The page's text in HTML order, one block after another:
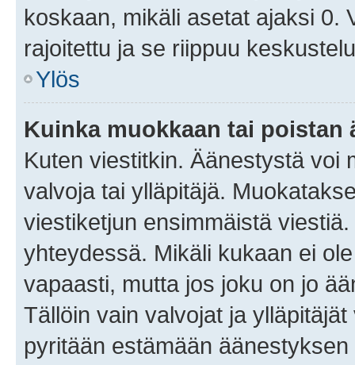
koskaan, mikäli asetat ajaksi 0.
rajoitettu ja se riippuu
Ylös
Kuinka muokkaan tai poistan
Kuten viestitkin. Äänestystä voi
valvoja tai ylläpitäjä.
viestiketjun ensimmäistä
yhteydessä. Mikäli kukaan ei
vapaasti, mutta jos joku on jo
Tällöin vain valvojat ja
pyritään estämään